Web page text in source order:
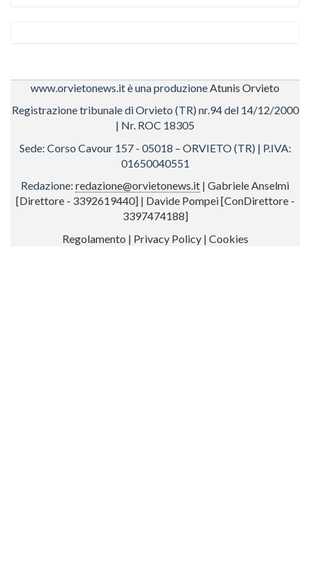
www.orvietonews.it è una produzioneAtunis Orvieto
Registrazione tribunale di Orvieto (TR) nr.94 del 14/12/2000
| Nr. ROC 18305
Sede: Corso Cavour 157 - 05018 – ORVIETO (TR) | P.IVA:
01650040551
Redazione: redazione@orvietonews.it | Gabriele Anselmi
[Direttore - 3392619440]| Davide Pompei [ConDirettore -
3397474188]
Regolamento | Privacy Policy| Cookies